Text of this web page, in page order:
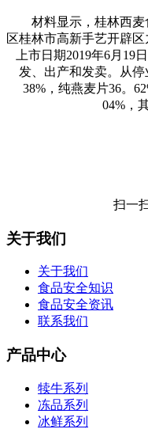
材料显示，桂林西麦
区桂林市高新手艺开辟区
上市日期2019年6月19
发、出产和发卖。从停
38%，纯燕麦片36。
04%，
扫一
关于我们
关于我们
食品安全知识
食品安全资讯
联系我们
产品中心
犊牛系列
冻品系列
冰鲜系列